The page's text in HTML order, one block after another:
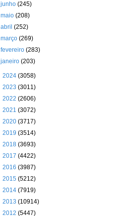
junho(245)
maio(208)
abril(252)
março(269)
fevereiro(283)
janeiro(203)
2024 (3058)
2023 (3011)
2022 (2606)
2021 (3072)
2020 (3717)
2019 (3514)
2018 (3693)
2017 (4422)
2016 (3987)
2015 (5212)
2014 (7919)
2013 (10914)
2012 (5447)